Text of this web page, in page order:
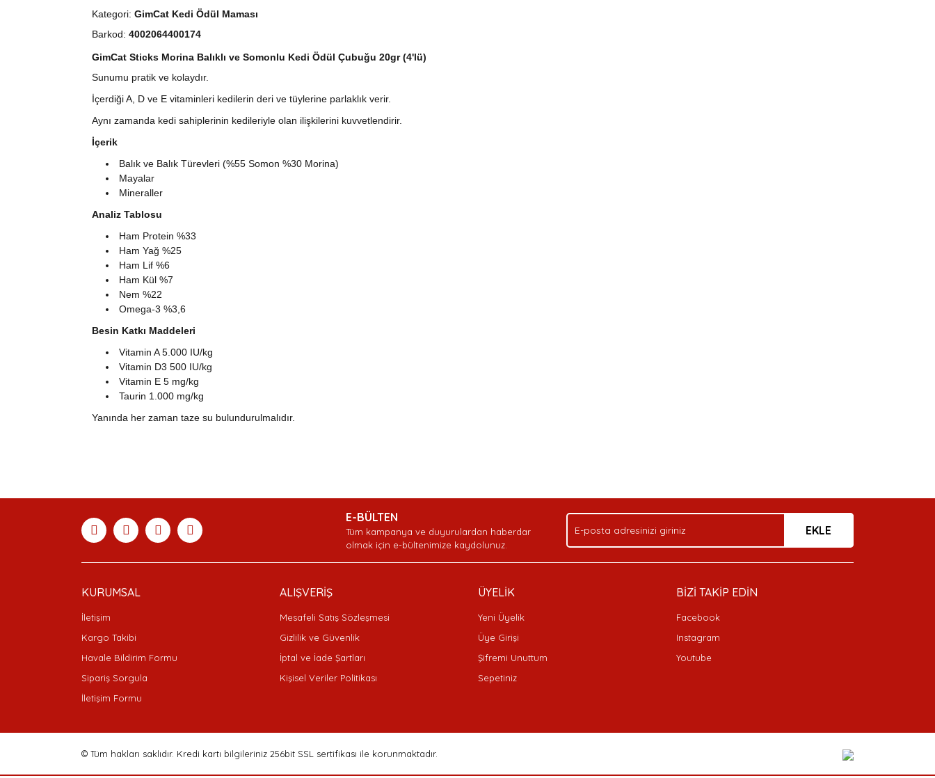
Kategori: GimCat Kedi Ödül Maması
Barkod: 4002064400174
GimCat Sticks Morina Balıklı ve Somonlu Kedi Ödül Çubuğu 20gr (4'lü)
Sunumu pratik ve kolaydır.
İçerdiği A, D ve E vitaminleri kedilerin deri ve tüylerine parlaklık verir.
Aynı zamanda kedi sahiplerinin kedileriyle olan ilişkilerini kuvvetlendirir.
İçerik
Balık ve Balık Türevleri (%55 Somon %30 Morina)
Mayalar
Mineraller
Analiz Tablosu
Ham Protein %33
Ham Yağ %25
Ham Lif %6
Ham Kül %7
Nem %22
Omega-3 %3,6
Besin Katkı Maddeleri
Vitamin A 5.000 IU/kg
Vitamin D3 500 IU/kg
Vitamin E 5 mg/kg
Taurin 1.000 mg/kg
Yanında her zaman taze su bulundurulmalıdır.
Ürün açıklamasında eksik bilgiler bulunuyor.
Bu ürüne benzer farklı alternatifler olmalı.
Gönder
Deneyimini Paylaş
E-BÜLTEN
Tüm kampanya ve duyurulardan haberdar
olmak için e-bültenimize kaydolunuz.
EKLE
KURUMSAL
İletişim
Kargo Takibi
Havale Bildirim Formu
Sipariş Sorgula
İletişim Formu
ALIŞVERİŞ
Mesafeli Satış Sözleşmesi
Gizlilik ve Güvenlik
İptal ve İade Şartları
Kişisel Veriler Politikası
ÜYELİK
Yeni Üyelik
Üye Girişi
Şifremi Unuttum
Sepetiniz
BİZİ TAKİP EDİN
Facebook
Instagram
Youtube
© Tüm hakları saklıdır. Kredi kartı bilgileriniz 256bit SSL sertifikası ile korunmaktadır.